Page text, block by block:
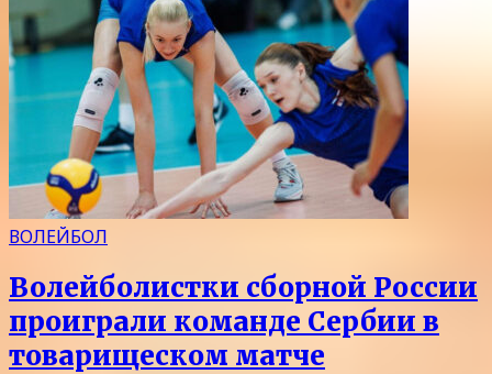
ВОЛЕЙБОЛ
Волейболистки сборной России
проиграли команде Сербии в
товарищеском матче